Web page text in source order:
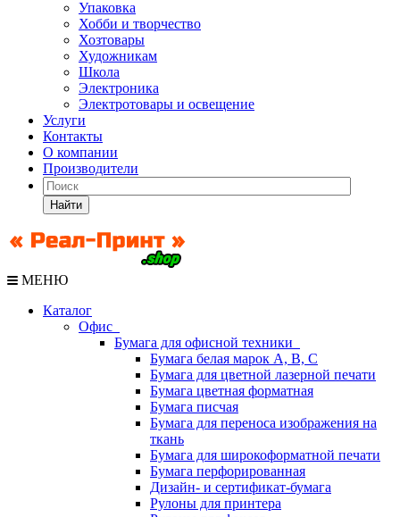
Упаковка
Хобби и творчество
Хозтовары
Художникам
Школа
Электроника
Электротовары и освещение
Услуги
Контакты
О компании
Производители
Найти
МЕНЮ
Каталог
Офис
Бумага для офисной техники
Бумага белая марок А, В, С
Бумага для цветной лазерной печати
Бумага цветная форматная
Бумага писчая
Бумага для переноса изображения на
ткань
Бумага для широкоформатной печати
Бумага перфорированная
Дизайн- и сертификат-бумага
Рулоны для принтера